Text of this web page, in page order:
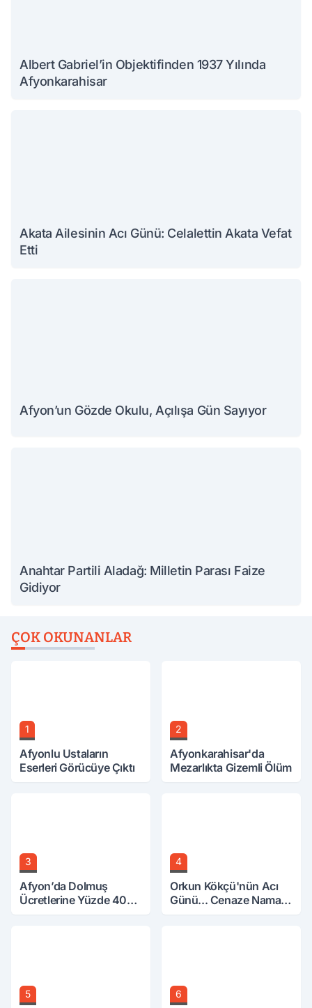
Albert Gabriel’in Objektifinden 1937 Yılında
Afyonkarahisar
Akata Ailesinin Acı Günü: Celalettin Akata Vefat
Etti
Afyon’un Gözde Okulu, Açılışa Gün Sayıyor
Anahtar Partili Aladağ: Milletin Parası Faize
Gidiyor
ÇOK OKUNANLAR
1
Afyonlu Ustaların
Eserleri Görücüye Çıktı
2
Afyonkarahisar'da
Mezarlıkta Gizemli Ölüm
3
Afyon’da Dolmuş
Ücretlerine Yüzde 40
4
Orkun Kökçü'nün Acı
Günü... Cenaze Namazı
5 6